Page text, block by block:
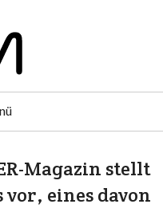
Magazin stellt
vor, eines davon